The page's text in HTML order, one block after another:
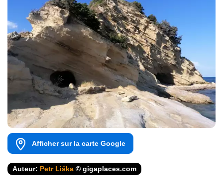
Afficher sur la carte Google
Auteur: Petr Liška © gigaplaces.com